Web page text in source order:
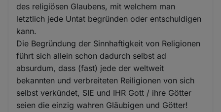
des religiösen Glaubens, mit welchem man
letztlich jede Untat begründen oder entschuldigen
kann.
Die Begründung der Sinnhaftigkeit von Religionen
führt sich allein schon dadurch selbst ad
absurdum, dass (fast) jede der weltweit
bekannten und verbreiteten Reiligionen von sich
selbst verkündet, SIE und IHR Gott / ihre Götter
seien die einzig wahren Gläubigen und Götter!